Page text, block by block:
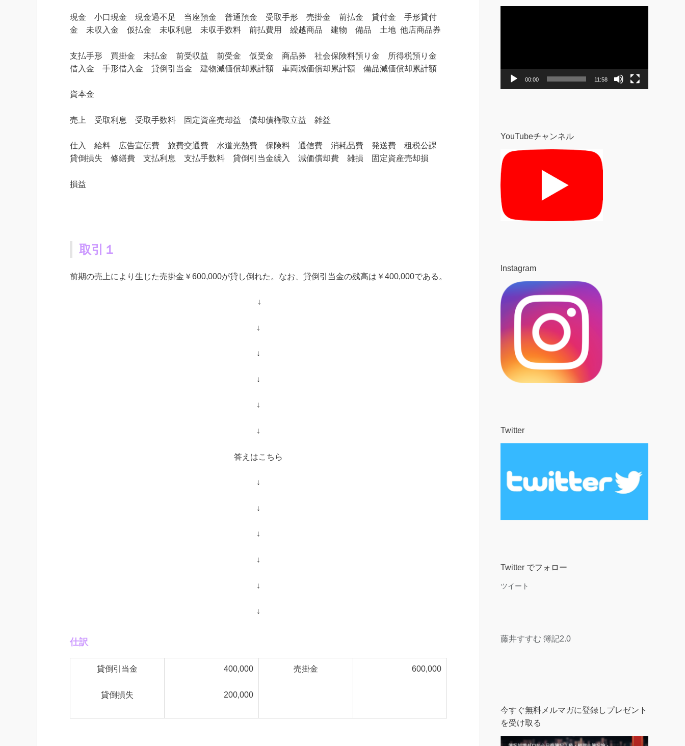
現金 小口現金 現金過不足 当座預金 普通預金 受取手形 売掛金 前払金 貸付金 手形貸付
金 未収入金 仮払金 未収利息 未収手数料 前払費用 繰越商品 建物 備品 土地 他店商品券
支払手形 買掛金 未払金 前受収益 前受金 仮受金 商品券 社会保険料預り金 所得税預り金
借入金 手形借入金 貸倒引当金 建物減価償却累計額 車両減価償却累計額 備品減価償却累計額
資本金
売上 受取利息 受取手数料 固定資産売却益 償却債権取立益 雑益
仕入 給料 広告宣伝費 旅費交通費 水道光熱費 保険料 通信費 消耗品費
発送費 租税公課
貸倒損失 修繕費 支払利息 支払手数料 貸倒引当金繰入 減価償却費 雑損 固定資産売却損
損益
取引１
前期の売上により生じた売掛金￥600,000が貸し倒れた。なお、貸倒引当金の残高は￥400,000である。
↓
↓
↓
↓
↓
↓
答えはこちら
↓
↓
↓
↓
↓
↓
仕訳
貸倒引当金
貸倒損失
400,000
200,000
売掛金 600,000
ヤ
00:00 11:58
YouTubeチャンネル
Instagram
Twitter
Twitter でフォロー
ツイート
藤井すすむ 簿記2.0
今すぐ無料メルマガに登録しプレゼント
を受け取る